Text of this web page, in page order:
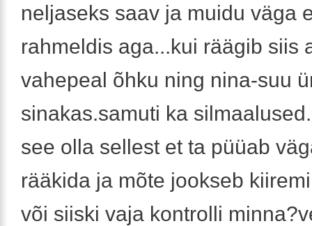
neljaseks saav ja muidu väga
rahmeldis aga...kui räägib siis
vahepeal õhku ning nina-suu
sinakas.samuti ka
see olla sellest et ta püüab
rääkida ja mõte jookseb
või siiski vaja kontrolli